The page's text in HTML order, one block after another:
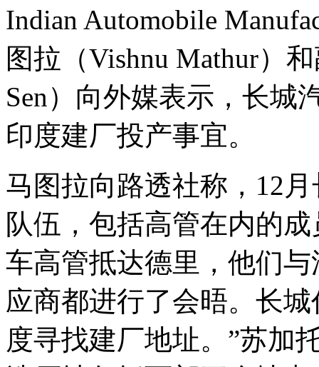
Indian Automobile
图拉（Vishnu Mathur）
Sen）向外媒表示，长城
印度建厂投产事宜。
马图拉向路透社称，12
队伍，包括高管在内的
车高管抵达德里，他们
应商都进行了会晤。长
度寻找建厂地址。”苏加